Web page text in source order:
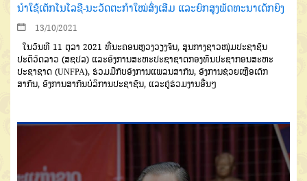
ນໍາໃຊ້ເຕັກໂນໂລຊີ-ນະວັດຕະກຳໃໝ່ສົ່ງເສີມ ແລະຍົກສູງພັດທະນາເດັກຍິງ
13/10/2021
ໃນວັນທີ 11 ຕຸລາ 2021 ທີ່ນະຄອນຫຼວງວຽງຈັນ, ສູນກາງຊາວໜຸ່ມປະຊາຊົນ
ປະຕິວັດລາວ (ສຊປລ) ແລະອົງການສະຫະປະຊາຊາດກອງທຶນປະຊາກອນສະຫະ
ປະຊາຊາດ (UNFPA), ຮ່ວມມືກັບອົງການແພລນສາກົນ, ອົງການຊ່ວຍເຫຼືອເດັກ
ສາກົນ, ອົງການສາກົນບໍລິການປະຊາຊົນ, ແລະຄູ່ຮ່ວມງານອື່ນໆ